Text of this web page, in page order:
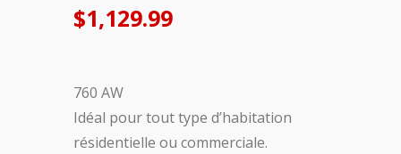
$1,129.99
760 AW
Idéal pour tout type d’habitation
résidentielle ou commerciale.